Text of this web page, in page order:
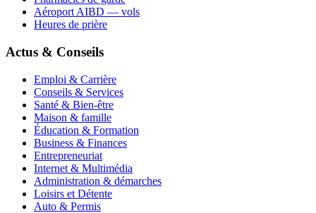
Aéroport AIBD — vols
Heures de prière
Actus & Conseils
Emploi & Carrière
Conseils & Services
Santé & Bien-être
Maison & famille
Éducation & Formation
Business & Finances
Entrepreneuriat
Internet & Multimédia
Administration & démarches
Loisirs et Détente
Auto & Permis